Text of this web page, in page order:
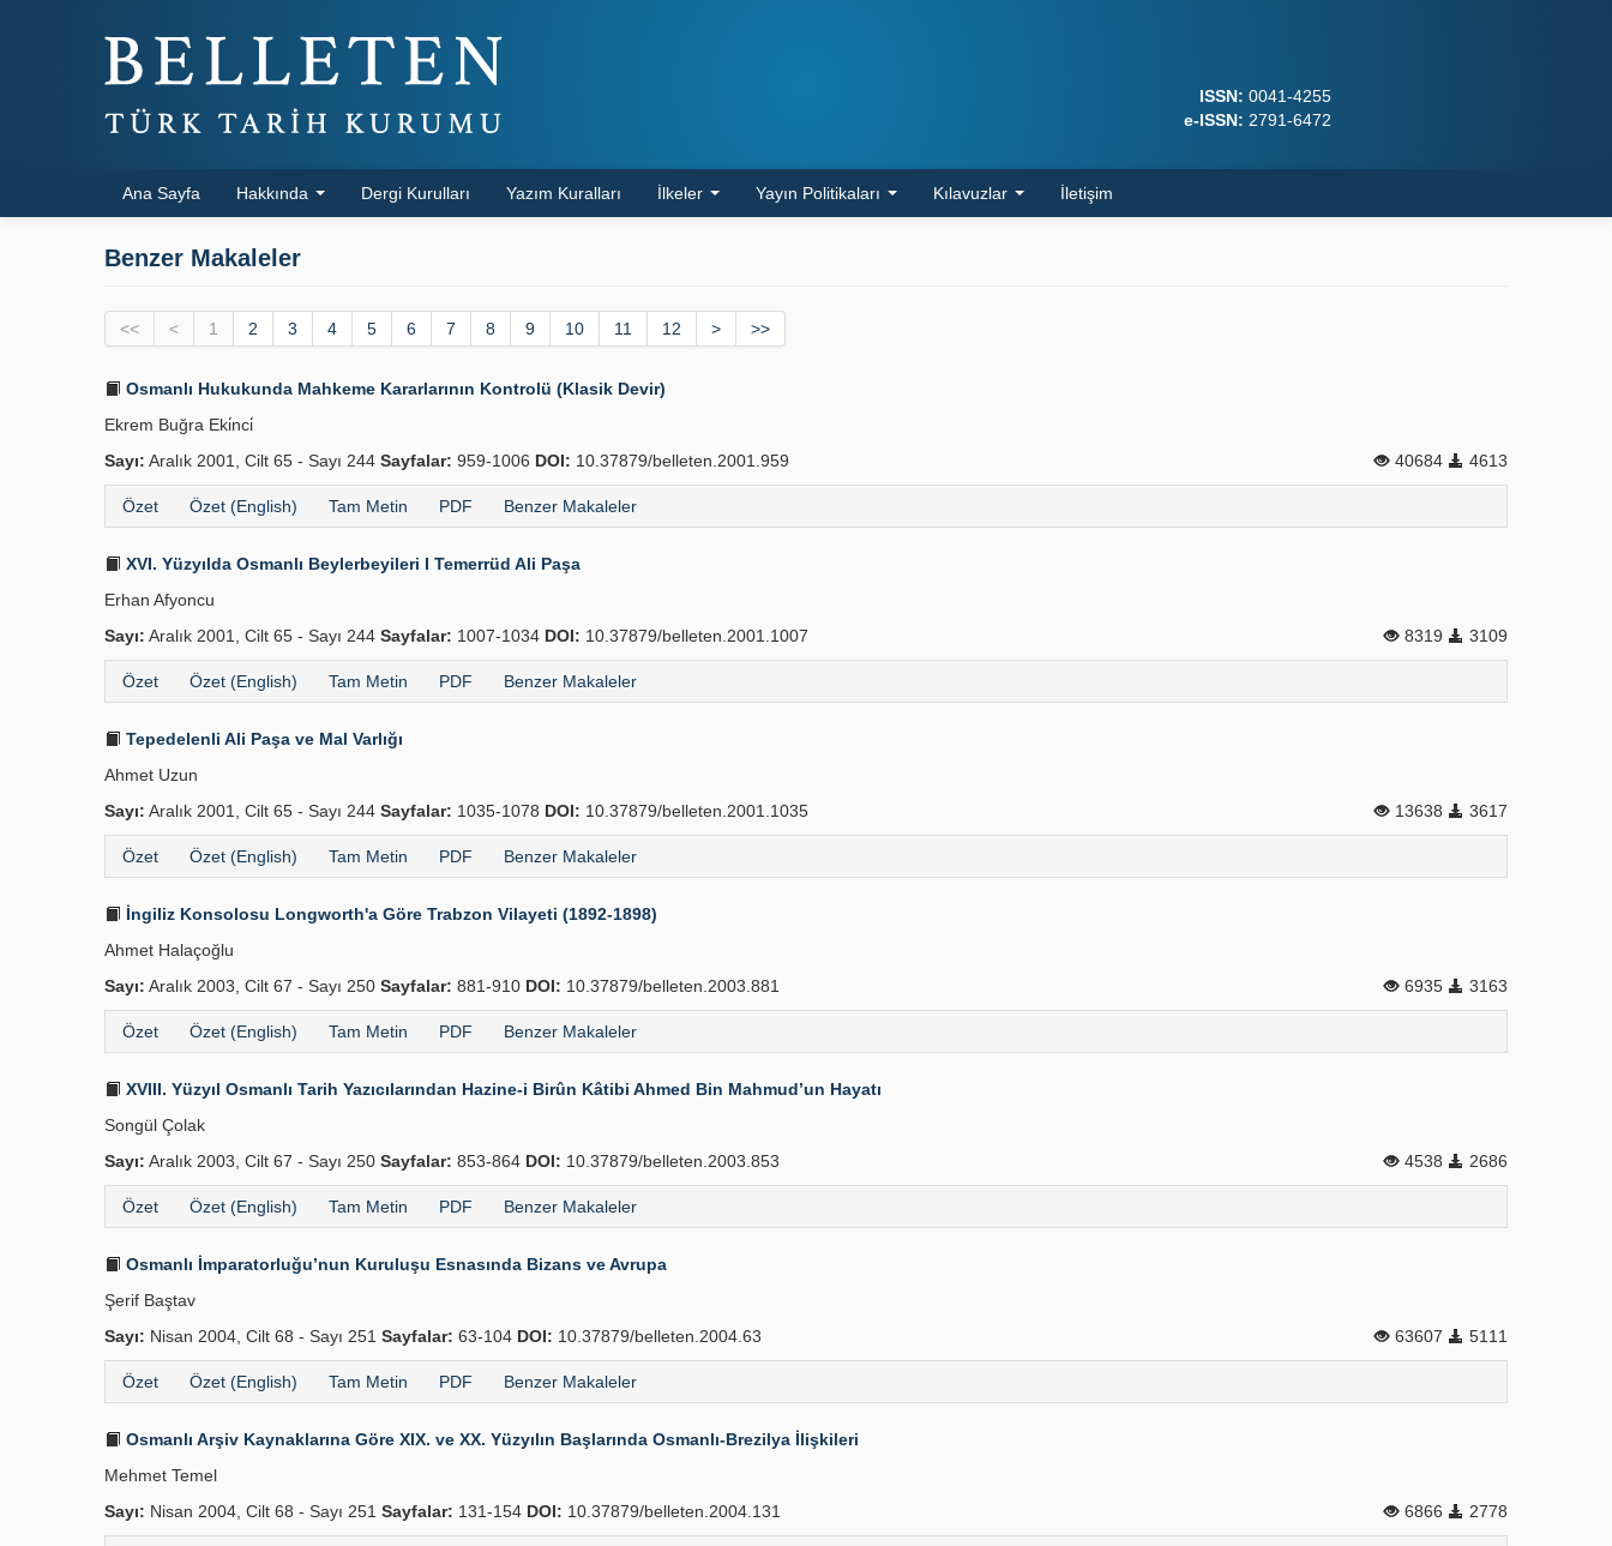
ISSN: 0041-4255
e-ISSN: 2791-6472
Ana Sayfa Hakkında Dergi Kurulları Yazım Kuralları İlkeler Yayın Politikaları Kılavuzlar İletişim
Benzer Makaleler
<< < 1 2 3 4 5 6 7 8 9 10 11 12 > >>
Osmanlı Hukukunda Mahkeme Kararlarının Kontrolü (Klasik Devir)
Ekrem Buğra Eki̇nci̇
Sayı: Aralık 2001, Cilt 65 - Sayı 244 Sayfalar: 959-1006 DOI: 10.37879/belleten.2001.959 40684 4613
Özet Özet (English) Tam Metin PDF Benzer Makaleler
XVI. Yüzyılda Osmanlı Beylerbeyileri I Temerrüd Ali Paşa
Erhan Afyoncu
Sayı: Aralık 2001, Cilt 65 - Sayı 244 Sayfalar: 1007-1034 DOI: 10.37879/belleten.2001.1007 8319 3109
Özet Özet (English) Tam Metin PDF Benzer Makaleler
Tepedelenli Ali Paşa ve Mal Varlığı
Ahmet Uzun
Sayı: Aralık 2001, Cilt 65 - Sayı 244 Sayfalar: 1035-1078 DOI: 10.37879/belleten.2001.1035 13638 3617
Özet Özet (English) Tam Metin PDF Benzer Makaleler
İngiliz Konsolosu Longworth'a Göre Trabzon Vilayeti (1892-1898)
Ahmet Halaçoğlu
Sayı: Aralık 2003, Cilt 67 - Sayı 250 Sayfalar: 881-910 DOI: 10.37879/belleten.2003.881 6935 3163
Özet Özet (English) Tam Metin PDF Benzer Makaleler
XVIII. Yüzyıl Osmanlı Tarih Yazıcılarından Hazine-i Birûn Kâtibi Ahmed Bin Mahmud’un Hayatı
Songül Çolak
Sayı: Aralık 2003, Cilt 67 - Sayı 250 Sayfalar: 853-864 DOI: 10.37879/belleten.2003.853 4538 2686
Özet Özet (English) Tam Metin PDF Benzer Makaleler
Osmanlı İmparatorluğu’nun Kuruluşu Esnasında Bizans ve Avrupa
Şerif Baştav
Sayı: Nisan 2004, Cilt 68 - Sayı 251 Sayfalar: 63-104 DOI: 10.37879/belleten.2004.63 63607 5111
Özet Özet (English) Tam Metin PDF Benzer Makaleler
Osmanlı Arşiv Kaynaklarına Göre XIX. ve XX. Yüzyılın Başlarında Osmanlı-Brezilya İlişkileri
Mehmet Temel
Sayı: Nisan 2004, Cilt 68 - Sayı 251 Sayfalar: 131-154 DOI: 10.37879/belleten.2004.131 6866 2778